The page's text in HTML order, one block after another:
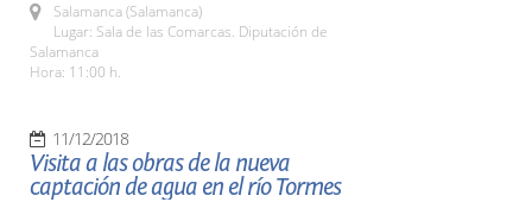
Salamanca (Salamanca)
Lugar: Sala de las Comarcas. Diputación de
Salamanca
Hora: 11:00 h.
11/12/2018
Visita a las obras de la nueva
captación de agua en el río Tormes